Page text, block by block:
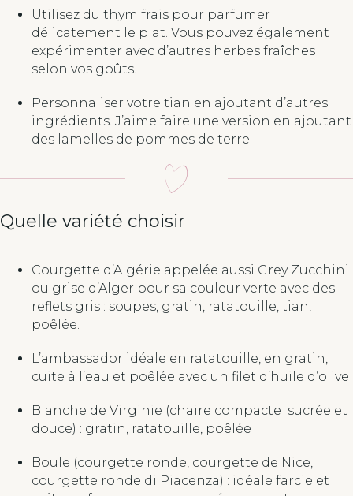
Utilisez du thym frais pour parfumer
délicatement le plat. Vous pouvez également
expérimenter avec d’autres herbes fraîches
selon vos goûts.
Personnaliser votre tian en ajoutant d’autres
ingrédients. J’aime faire une version en ajoutant
des lamelles de pommes de terre.
Quelle variété choisir
Courgette d’Algérie appelée aussi Grey Zucchini
ou grise d’Alger pour sa couleur verte avec des
reflets gris : soupes, gratin, ratatouille, tian,
poêlée.
L’ambassador idéale en ratatouille, en gratin,
cuite à l’eau et poêlée avec un filet d’huile d’olive
Blanche de Virginie (chaire compacte sucrée et
douce) : gratin, ratatouille, poêlée
Boule (courgette ronde, courgette de Nice,
courgette ronde di Piacenza) : idéale farcie et